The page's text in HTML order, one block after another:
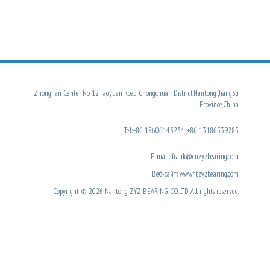
Zhongnan Center, No. 12 Taoyuan Road, Chongchuan District,Nantong ,JiangSu
Province,China
Tel:+86 18606143234 ,+86 13186539285
E-mail: frank@cnzyzbearing.com
Веб-сайт: www.ntzyzbearing.com
Copyright © 2026 Nantong ZYZ BEARING CO.LTD All rights reserved.